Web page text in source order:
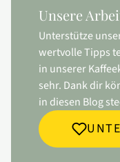
Unsere
Unterstütze
wertvolle Tipps
in unserer
sehr. Dank dir
in diesen Blog